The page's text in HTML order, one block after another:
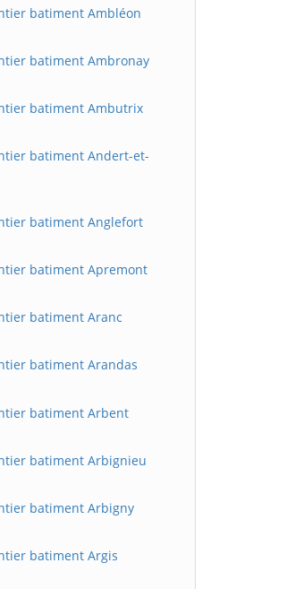
batiment Ambléon
batiment Ambronay
batiment Ambutrix
batiment Andert-et-
batiment Anglefort
batiment Apremont
batiment Aranc
batiment Arandas
batiment Arbent
batiment Arbignieu
batiment Arbigny
batiment Argis